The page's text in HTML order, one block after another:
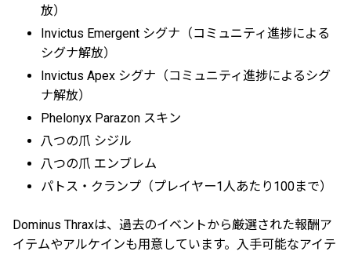
放）
Invictus Emergent シグナ（コミュニティ進捗による
シグナ解放）
Invictus Apex シグナ（コミュニティ進捗によるシグ
ナ解放）
Phelonyx Parazon スキン
八つの爪 シジル
八つの爪 エンブレム
パトス・クランプ（プレイヤー1人あたり100まで）
Dominus Thraxは、過去のイベントから厳選された報酬ア
イテムやアルケインも用意しています。入手可能なアイテ